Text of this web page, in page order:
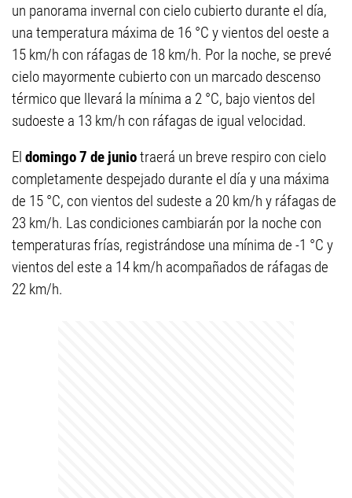
un panorama invernal con cielo cubierto durante el día,
una temperatura máxima de 16 °C y vientos del oeste a
15 km/h con ráfagas de 18 km/h. Por la noche, se prevé
cielo mayormente cubierto con un marcado descenso
térmico que llevará la mínima a 2 °C, bajo vientos del
sudoeste a 13 km/h con ráfagas de igual velocidad.
El domingo 7 de juniotraerá un breve respiro con cielo
completamente despejado durante el día y una máxima
de 15 °C, con vientos del sudeste a 20 km/h y ráfagas de
23 km/h. Las condiciones cambiarán por la noche con
temperaturas frías, registrándose una mínima de -1 °C y
vientos del este a 14 km/h acompañados de ráfagas de
22 km/h.